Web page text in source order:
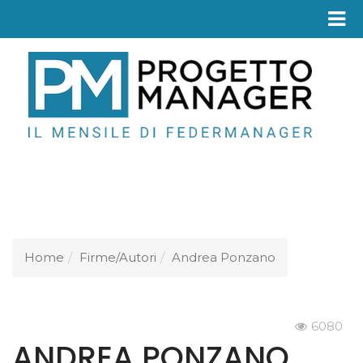
Home Firme/Autori Andrea Ponzano
6080